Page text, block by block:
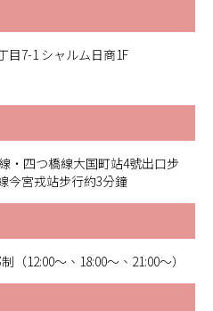
目7-1 シャルム日商1F
・四つ橋線大国町站4號出口步
今宮戎站步行約3分鐘
12:00～、18:00～、21:00～）